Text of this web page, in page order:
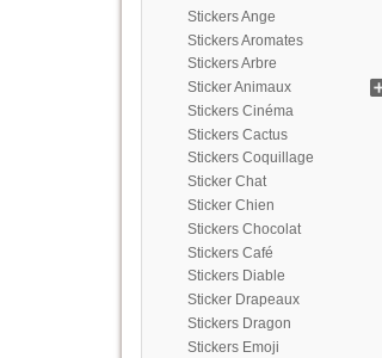
Stickers Ange
Stickers Aromates
Stickers Arbre
Sticker Animaux
Stickers Cinéma
Stickers Cactus
Stickers Coquillage
Sticker Chat
Sticker Chien
Stickers Chocolat
Stickers Café
Stickers Diable
Sticker Drapeaux
Stickers Dragon
Stickers Emoji